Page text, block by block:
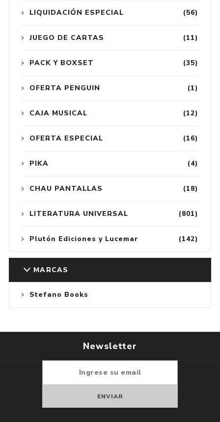
(56)
LIQUIDACIÓN ESPECIAL
(11)
JUEGO DE CARTAS
(35)
PACK Y BOXSET
(1)
OFERTA PENGUIN
(12)
CAJA MUSICAL
(16)
OFERTA ESPECIAL
(4)
PIKA
(18)
CHAU PANTALLAS
(801)
LITERATURA UNIVERSAL
(142)
Plutón Ediciones y Lucemar
MARCAS
Stefano Books
Newsletter